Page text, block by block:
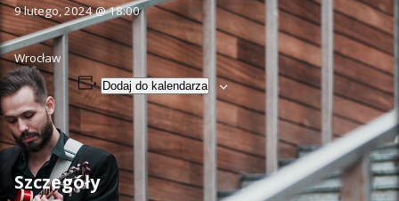
9 lutego, 2024 @ 18:00
Wrocław
Dodaj do kalendarza
Szczegóły